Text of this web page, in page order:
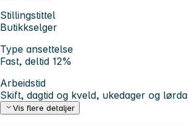
Stillingstittel
Butikkselger
Type ansettelse
Fast, deltid 12%
Arbeidstid
Skift, dagtid og kveld, ukedager og
Vis flere detaljer